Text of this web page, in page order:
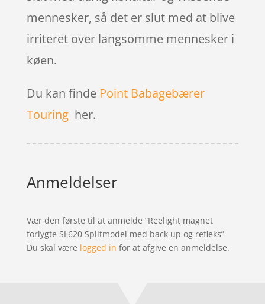
mennesker, så det er slut med at blive
irriteret over langsomme mennesker i
køen.
Du kan finde Point Babagebærer
Touringher.
Anmeldelser
Vær den første til at anmelde “Reelight magnet
forlygte SL620 Splitmodel med back up og refleks”
Du skal være logged in for at afgive en anmeldelse.